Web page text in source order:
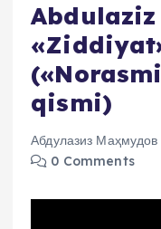
qismi)
Абдулазиз Маҳмудов
0 Comments